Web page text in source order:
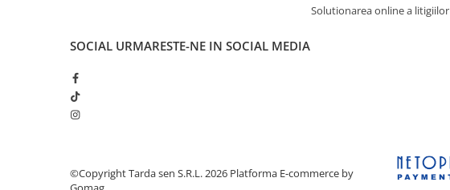
Lant motofierastrau / drujba
Motocoasa si consumabile /
Solutionarea online a litigiilor
SOCIAL URMARESTE-NE IN SOCIAL MEDIA
©Copyright Tarda sen S.R.L. 2026 Platforma E-commerce by